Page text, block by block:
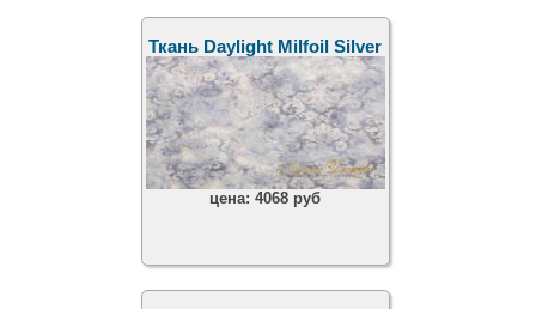
Ткань Daylight Milfoil Silver
цена:4068 руб